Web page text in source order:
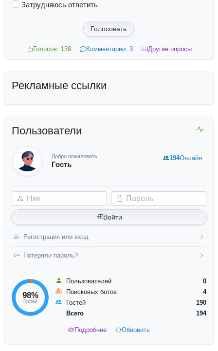
Затрудняюсь ответить
Голосовать
Голосов: 139 Комментарии: 3 Другие опросы
Рекламные ссылки
Пользователи
Добро пожаловать,
Гость
Ник Пароль
Войти
Регистрация или вход
Потеряли пароль?
194Онлайн
98%
Гостей
Пользователей
0
Поисковых ботов
4
Гостей
190
Всего
194
Подробнее Обновить